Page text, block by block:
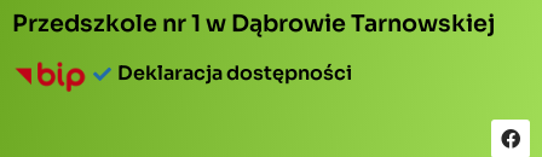
Przedszkole nr 1 w Dąbrowie Tarnowskiej
Deklaracja dostępności